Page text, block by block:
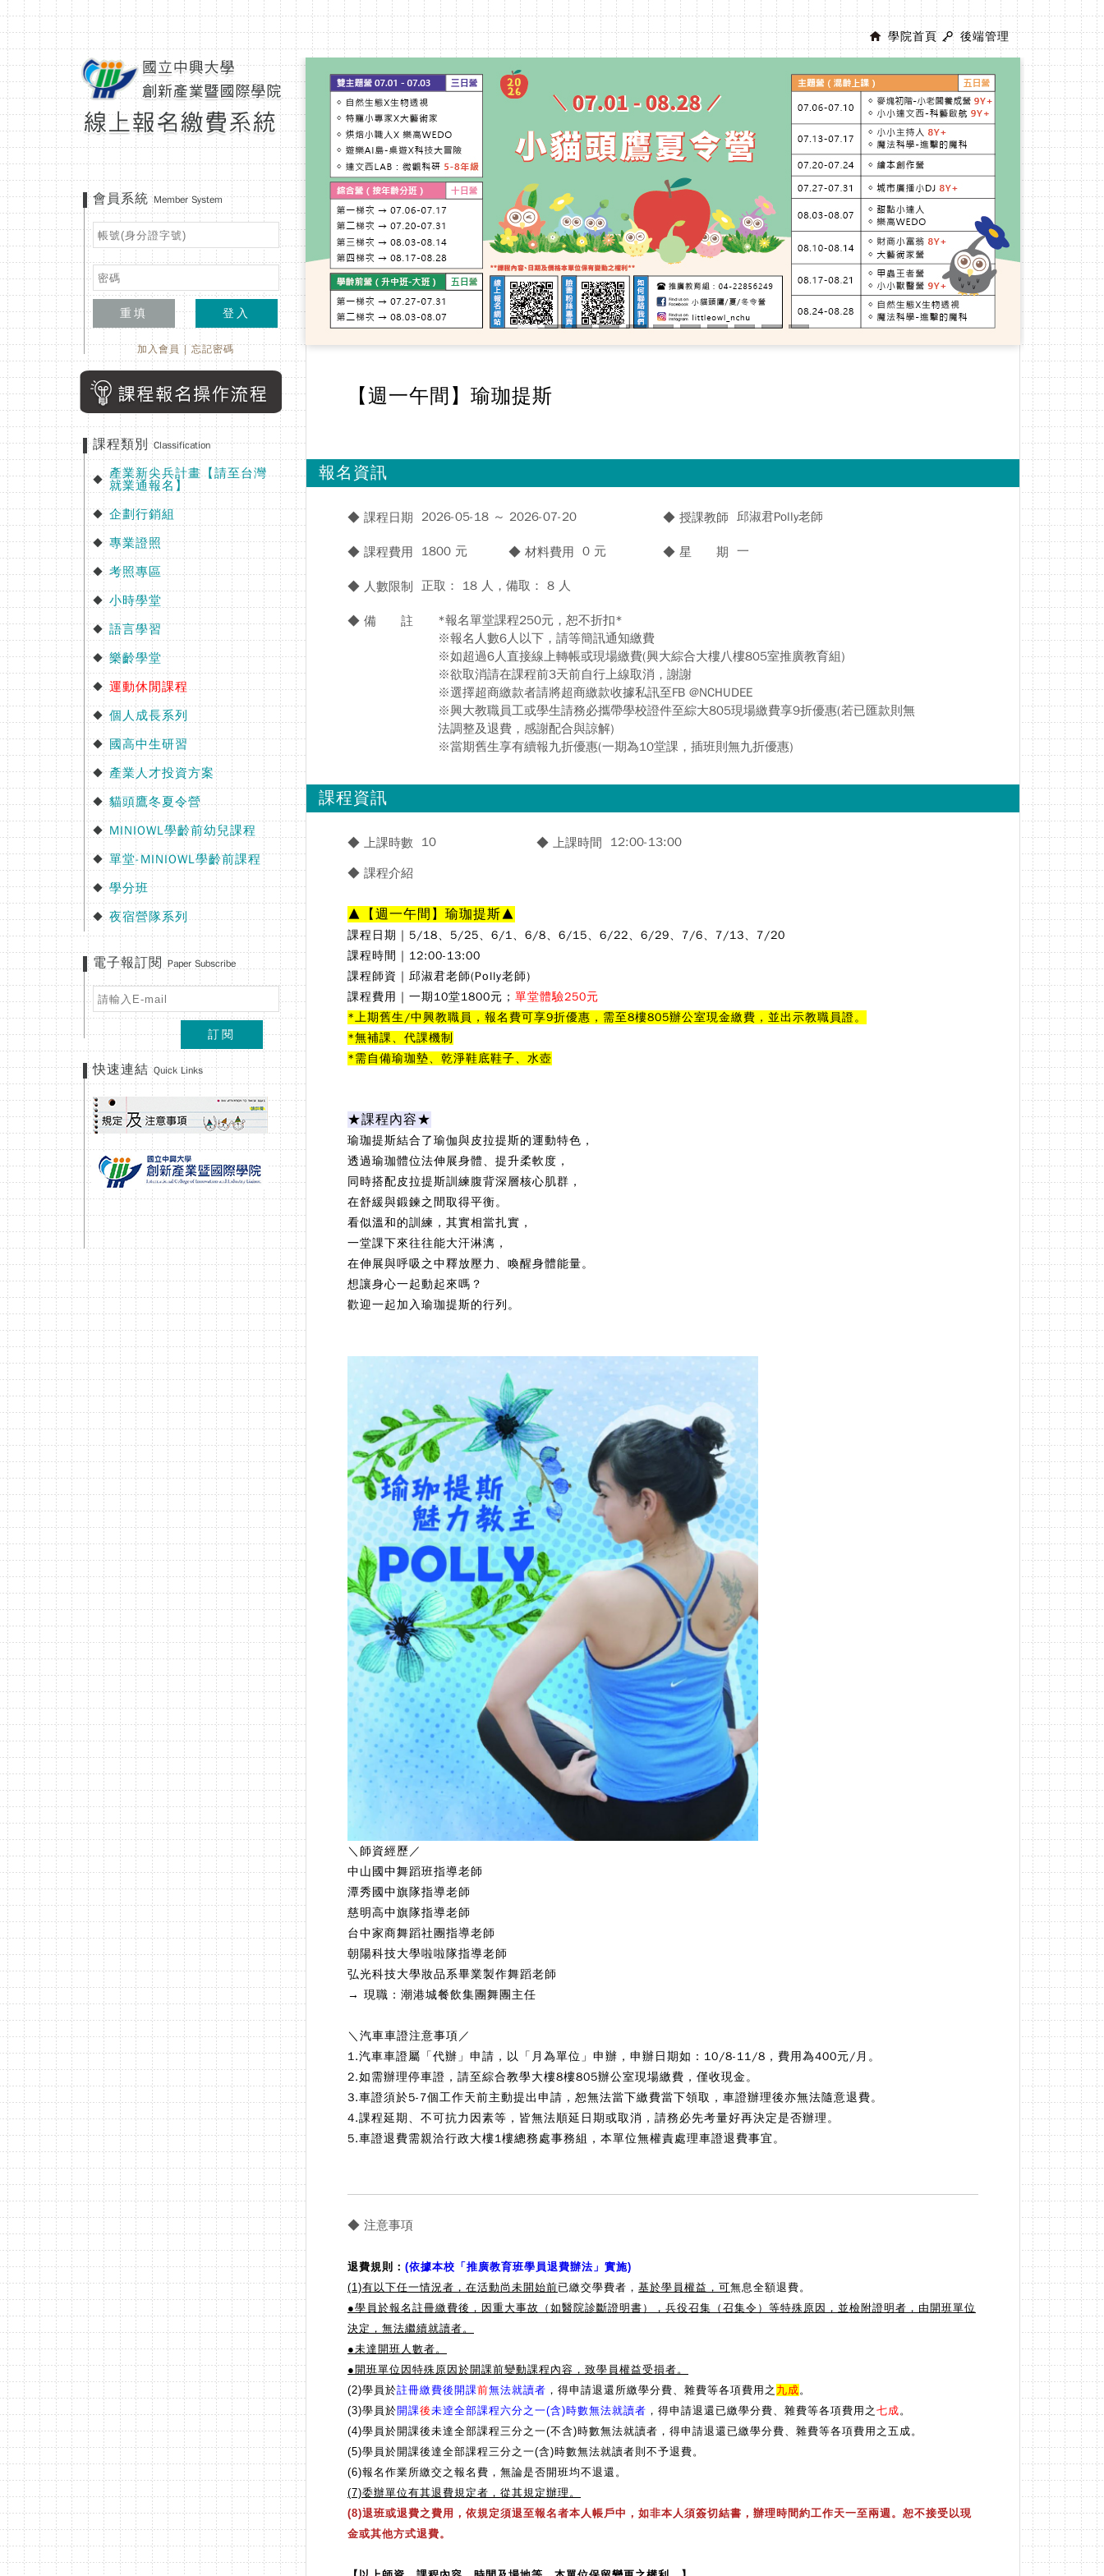
學院首頁 後端管理
會員系統Member System
重填 登入
加入會員|忘記密碼
課程類別Classification
◆ 產業新尖兵計畫【請至台灣
就業通報名】
◆ 企劃行銷組
◆ 專業證照
◆ 考照專區
◆ 小時學堂
◆ 語言學習
◆ 樂齡學堂
◆ 運動休閒課程
◆ 個人成長系列
◆ 國高中生研習
◆ 產業人才投資方案
◆ 貓頭鷹冬夏令營
◆ MINIOWL學齡前幼兒課程
◆ 單堂-MINIOWL學齡前課程
◆ 學分班
◆ 夜宿營隊系列
電子報訂閱 Paper Subscribe
訂閱
快速連結Quick Links
【週一午間】瑜珈提斯
報名資訊
◆ 課程日期 2026-05-18 ～ 2026-07-20
◆ 課程費用 1800 元 ◆ 材料費用 0 元
◆ 人數限制 正取： 18 人，備取： 8 人
◆ 授課教師 邱淑君Polly老師
◆ 星 期 一
◆ 備 註
*報名單堂課程250元，恕不折扣*
※報名人數6人以下，請等簡訊通知繳費
※如超過6人直接線上轉帳或現場繳費(興大綜合大樓八樓805室推廣教育組)
※欲取消請在課程前3天前自行上線取消，謝謝
※選擇超商繳款者請將超商繳款收據私訊至FB @NCHUDEE
※興大教職員工或學生請務必攜帶學校證件至綜大805現場繳費享9折優惠(若已匯款則無
法調整及退費，感謝配合與諒解)
※當期舊生享有續報九折優惠(一期為10堂課，插班則無九折優惠)
課程資訊
◆ 上課時數 10 ◆ 上課時間 12:00-13:00
◆ 課程介紹
▲ 【週一午間】瑜珈提斯▲
課程日期｜5/18、5/25、6/1、6/8、6/15、6/22、6/29、7/6、7/13、7/20
課程時間｜12:00-13:00
課程師資｜ 邱淑君老師(Polly老師)
課程費用｜一期10堂1800元； 單堂體驗250元
*上期舊生/中興教職員，報名費可享9折優惠，需至8樓805辦公室現金繳費，並出示教職員證。
*無補課、代課機制
*需自備瑜珈墊、乾淨鞋底鞋子、水壺
★課程內容★
瑜珈提斯結合了瑜伽與皮拉提斯的運動特色，
透過瑜珈體位法伸展身體、提升柔軟度，
同時搭配皮拉提斯訓練腹背深層核心肌群，
在舒緩與鍛鍊之間取得平衡。
看似溫和的訓練，其實相當扎實，
一堂課下來往往能大汗淋漓，
在伸展與呼吸之中釋放壓力、喚醒身體能量。
想讓身心一起動起來嗎？
歡迎一起加入瑜珈提斯的行列。
＼師資經歷／
中山國中舞蹈班指導老師
潭秀國中旗隊指導老師
慈明高中旗隊指導老師
台中家商舞蹈社團指導老師
朝陽科技大學啦啦隊指導老師
弘光科技大學妝品系畢業製作舞蹈老師
→ 現職：潮港城餐飲集團舞團主任
＼ 汽車車證注意事項／
1.汽車車證屬「代辦」申請，以「月為單位」申辦，申辦日期如：10/8-11/8，費用為400元/月。
2.如需辦理停車證，請至綜合教學大樓8樓805辦公室現場繳費，僅收現金。
3.車證須於5-7個工作天前主動提出申請，恕無法當下繳費當下領取，車證辦理後亦無法隨意退費。
4.課程延期、不可抗力因素等，皆無法順延日期或取消，請務必先考量好再決定是否辦理。
5.車證退費需親洽行政大樓1樓總務處事務組，本單位無權責處理車證退費事宜。
◆ 注意事項
退費規則 ： (依據本校「推廣教育班學員退費辦法」實施)
(1)有以下任一情況者，在活動尚未開始前已繳交學費者， 基於學員權益，可無息全額退費。
●學員於報名註冊繳費後，因重大事故（如醫院診斷證明書），兵役召集（召集令）等特殊原因，並檢附證明者，由開班單位
決定，無法繼續就讀者。
●未達開班人數者。
● 開班單位因特殊原因於開課前變動課程內容，致學員權益受損者。
(2)學員於註冊繳費後開課前無法就讀者 ，得申請退還所繳學分費、雜費等各項費用之 九成。
(3)學員於開課後未逹全部課程六分之一(含)時數無法就讀者 ，得申請退還已繳學分費、雜費等各項費用之 七成。
(4)學員於開課後未達全部課程三分之一(不含)時數無法就讀者，得申請退還已繳學分費、雜費等各項費用之五成。
(5)學員於開課後達全部課程三分之一(含)時數無法就讀者則不予退費。
(6)報名作業所繳交之報名費，無論是否開班均不退還。
(7)委辦單位有其退費規定者，從其規定辦理。
(8)退班或退費之費用，依規定須退至報名者本人帳戶中，如非本人須簽切結書，辦理時間約工作天一至兩週。恕不接受以現
金或其他方式退費。